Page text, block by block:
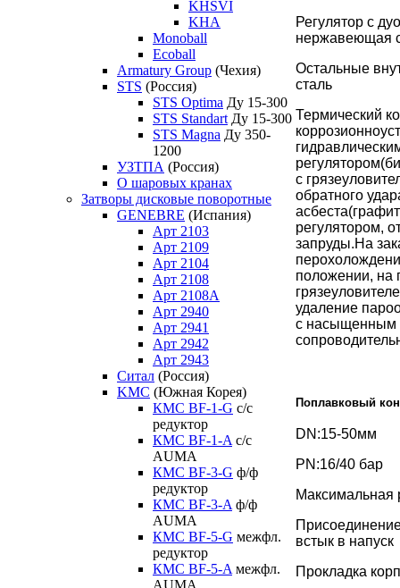
KHSVI
KHA
Monoball
Ecoball
Armatury Group (Чехия)
STS (Россия)
STS Optima Ду 15-300
STS Standart Ду 15-300
STS Magna Ду 350-
1200
УЗТПА (Россия)
О шаровых кранах
Затворы дисковые поворотные
GENEBRE (Испания)
Арт 2103
Арт 2109
Арт 2104
Арт 2108
Арт 2108A
Арт 2940
Арт 2941
Арт 2942
Арт 2943
Ситал (Россия)
KMC (Южная Корея)
КМС BF-1-G с/с
редуктор
КМС BF-1-A с/с
AUMA
КМС BF-3-G ф/ф
редуктор
КМС BF-3-A ф/ф
AUMA
КМС BF-5-G межфл.
редуктор
КМС BF-5-A межфл.
AUMA
Регулятор с
нержавеющая
Остальные
сталь
Термический
с
обратного
регулятором,
запруды.На
положении, на
удаление
с насыщенным
Поплавковый
DN:15-50мм
PN:16/40 бар
Максимальная
встык в напуск
Прокладка